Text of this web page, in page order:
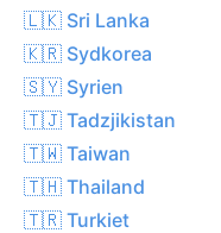
🇱🇰 Sri Lanka
🇰🇷 Sydkorea
🇸🇾 Syrien
🇹🇯 Tadzjikistan
🇹🇼 Taiwan
🇹🇭 Thailand
🇹🇷 Turkiet